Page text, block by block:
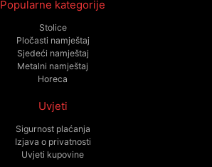
Popularne kategorije
Stolice
Pločasti namještaj
Sjedeći namještaj
Metalni namještaj
Horeca
Uvjeti
Sigurnost plaćanja
Izjava o privatnosti
Uvjeti kupovine